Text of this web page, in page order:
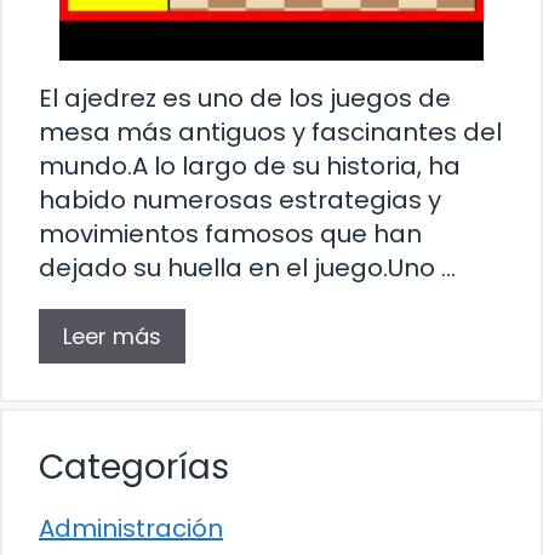
El ajedrez es uno de los juegos de
mesa más antiguos y fascinantes del
mundo.A lo largo de su historia, ha
habido numerosas estrategias y
movimientos famosos que han
dejado su huella en el juego.Uno …
Leer más
Categorías
Administración